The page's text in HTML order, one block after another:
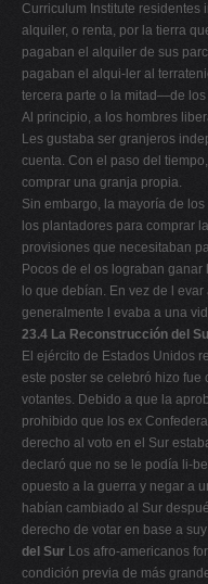
Curriculum Institute residentes
alquiler, o renta, por la tierra
pagaban el alquiler de sus
pagaban el alqui-ler al
tercera parte o la mitad—de
Al principio, a los hombres
Les gustaba ser granjeros
cuenta. Con el paso del
comprar una granja propia.
Sin embargo, la mayoría de
los plantadores para comprar
provisiones que necesitaban
Pocos de el os lograban
lo que debían. En vez de l
generalmente l evaba a una
23.4 La Reconstrucción del
El ejército de Estados Unidos
este poster se celebró hizo
votantes. Debido a que la
prohibido que los ex
derecho al voto en el Sur
declaró que no se le podía li-
opuesto a la guerra y negar a
habían cambiado al Sur
derecho de votar en base a
del Sur Los afro-americanos
condición previa de más